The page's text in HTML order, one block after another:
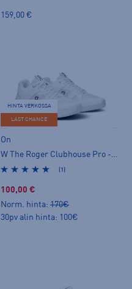
159,00 €
HINTA VERKOSSA
LAST CHANCE
On
W The Roger Clubhouse Pro - naisten tenniskengät
(1)
100,00 €
Norm. hinta: 170€
30pv alin hinta: 100€